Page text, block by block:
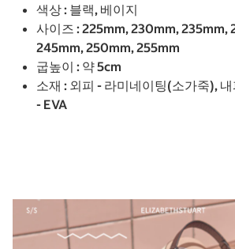
색상 : 블랙, 베이지
사이즈 : 225mm, 230mm, 235mm,
245mm, 250mm, 255mm
굽높이 : 약 5cm
소재 : 외피 - 라미네이팅(소가죽),
- EVA